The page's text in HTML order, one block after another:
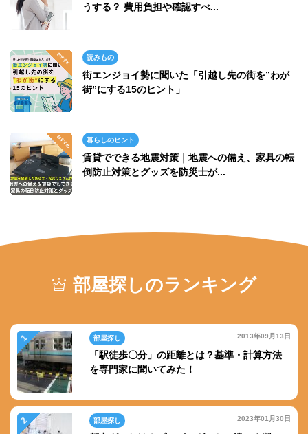
うする？ 費用負担や確認すべ...
読みもの
街エンジョイ勢に聞いた「引越し先の街を”わが
街”にする15のヒント」
暮らしのヒント
賃貸でできる地震対策｜地震への備え、家具の転
倒防止対策とグッズを防災士が...
部屋探しのランキング
部屋探し 2013年09月13日
「駅徒歩〇分」の距離とは？基準・計算方法
を専門家に聞いてみた！
部屋探し 2023年01月30日